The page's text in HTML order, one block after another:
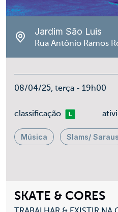
SKATE & CORES
Jardim São Luis
Rua Antônio Ramos
08/04/25, terça - 19h00
classificaçãoLivre
Música Slams/ Saraus